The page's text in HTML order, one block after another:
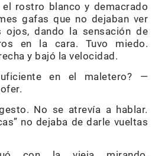
rostro blanco y demacrado
gafas que no dejaban ver
ojos, dando la sensación de
en la cara. Tuvo miedo.
y bajó la velocidad.
en el maletero? —
No se atrevía a hablar.
no dejaba de darle vueltas